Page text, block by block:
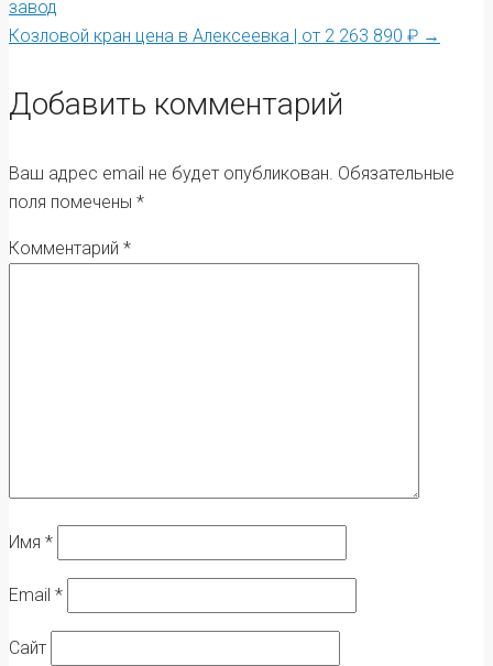
navigation
завод
Козловой кран цена в Алексеевка | от 2 263 890 ₽ →
Добавить комментарий
Ваш адрес email не будет опубликован. Обязательные
поля помечены *
Комментарий *
Имя *
Email *
Сайт